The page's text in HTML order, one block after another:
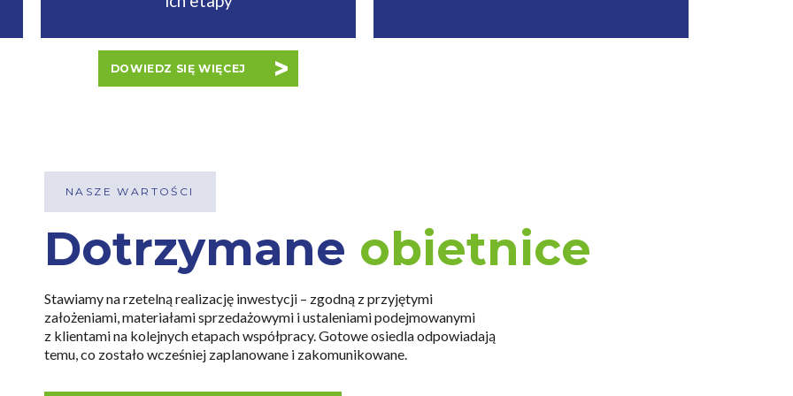
DOWIEDZ SIĘ WIĘCEJ
NASZE WARTOŚCI
Dotrzymane obietnice
Stawiamy na rzetelną realizację inwestycji – zgodną z przyjętymi
założeniami, materiałami sprzedażowymi i ustaleniami podejmowanymi
z klientami na kolejnych etapach współpracy. Gotowe osiedla odpowiadają
temu, co zostało wcześniej zaplanowane i zakomunikowane.